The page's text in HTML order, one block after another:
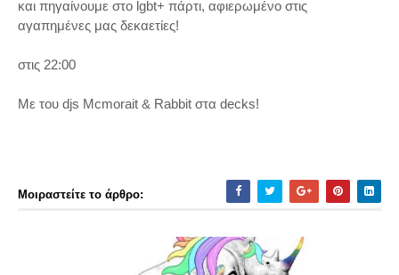
και πηγαίνουμε στο lgbt+ πάρτι, αφιερωμένο στις
αγαπημένες μας δεκαετίες!
στις 22:00
Με του djs Mcmorait & Rabbit στα decks!
Μοιραστείτε το άρθρο: